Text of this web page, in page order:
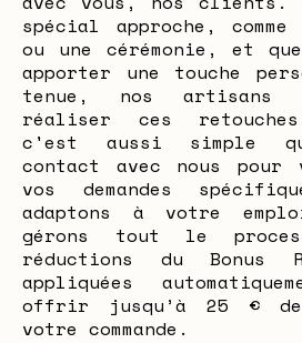
spécial approche,
ou une cérémonie, et
apporter une touche
tenue, nos
réaliser ces
c'est aussi simple
contact avec nous pour
vos demandes
adaptons à votre
gérons tout le
réductions du Bonus
appliquées
offrir jusqu’à 25 €
votre commande.